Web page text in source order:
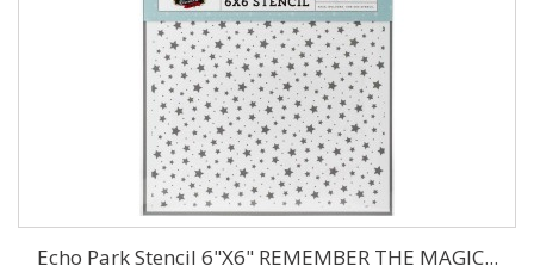
Echo Park Stencil 6"X6" REMEMBER THE MAGIC...